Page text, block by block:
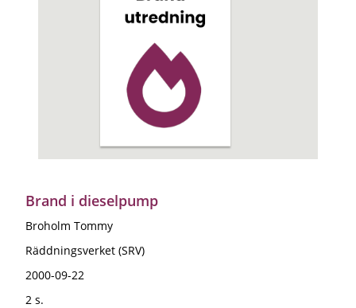
Brand i dieselpump
Broholm Tommy
Räddningsverket (SRV)
2000-09-22
2 s.